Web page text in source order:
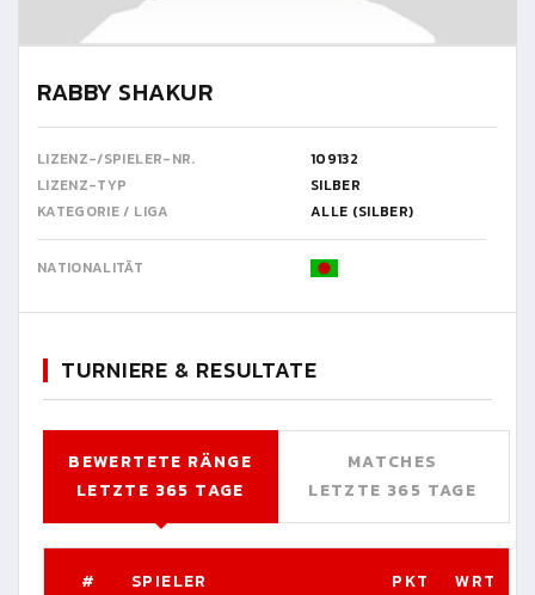
RABBY SHAKUR
LIZENZ-/SPIELER-NR.
109132
LIZENZ-TYP
SILBER
KATEGORIE / LIGA
ALLE (SILBER)
NATIONALITÄT
TURNIERE & RESULTATE
BEWERTETE RÄNGE
LETZTE 365 TAGE
MATCHES
LETZTE 365 TAGE
# SPIELER PKT WRT